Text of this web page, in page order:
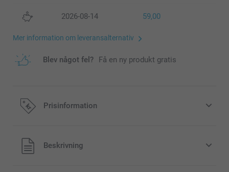
2026-08-14 59,00
Mer information om leveransalternativ
Blev något fel? Få en ny produkt gratis
Prisinformation
Alla priser är i svenska kronor (SEK), inklusive moms och
exklusive porto.
Beskrivning